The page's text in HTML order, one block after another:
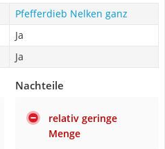
Pfefferdieb Nelken ganz
Ja
Ja
Nachteile
relativ geringe
Menge